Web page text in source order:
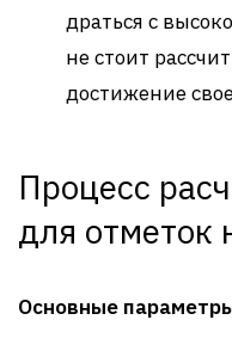
драться с
не стоит
достижение
Процесс
для отметок
Основные